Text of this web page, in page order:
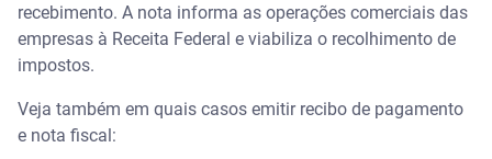
recebimento. A nota informa as operações comerciais das
empresas à Receita Federal e viabiliza o recolhimento de
impostos.
Veja também em quais casos emitir recibo de pagamento
e nota fiscal: